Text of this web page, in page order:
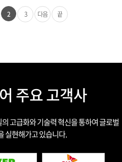
2 3 다음 끝
주요 고객사
고급화와 기술력 혁신을 통하여 글로벌
실현해가고 있습니다.